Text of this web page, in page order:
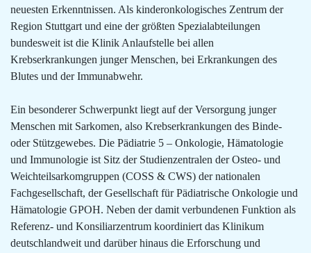
neuesten Erkenntnissen. Als kinderonkologisches Zentrum der
Region Stuttgart und eine der größten Spezialabteilungen
bundesweit ist die Klinik Anlaufstelle bei allen
Krebserkrankungen junger Menschen, bei Erkrankungen des
Blutes und der Immunabwehr.
Ein besonderer Schwerpunkt liegt auf der Versorgung junger
Menschen mit Sarkomen, also Krebserkrankungen des Binde-
oder Stützgewebes. Die Pädiatrie 5 – Onkologie, Hämatologie
und Immunologie ist Sitz der Studienzentralen der Osteo- und
Weichteilsarkomgruppen (COSS & CWS) der nationalen
Fachgesellschaft, der Gesellschaft für Pädiatrische Onkologie und
Hämatologie GPOH. Neben der damit verbundenen Funktion als
Referenz- und Konsiliarzentrum koordiniert das Klinikum
deutschlandweit und darüber hinaus die Erforschung und